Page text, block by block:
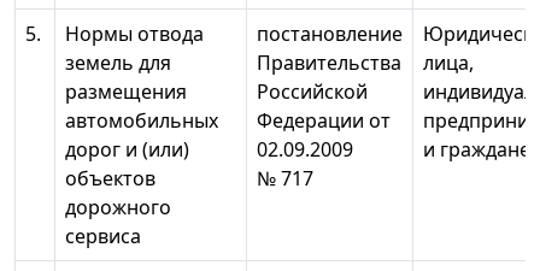
5.
Нормы отвода
земель для
размещения
автомобильных
дорог и (или)
объектов
дорожного
сервиса
постановление
Правительства
Российской
Федерации от
02.09.2009
№ 717
лица,
и граждане